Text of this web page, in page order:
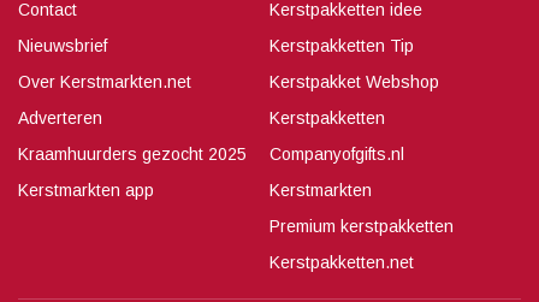
Contact
Nieuwsbrief
Over Kerstmarkten.net
Adverteren
Kraamhuurders gezocht 2025
Kerstmarkten app
Kerstpakketten idee
Kerstpakketten Tip
Kerstpakket Webshop
Kerstpakketten
Companyofgifts.nl
Kerstmarkten
Premium kerstpakketten
Kerstpakketten.net